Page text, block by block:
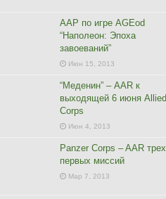
ААР по игре AGEod
“Наполеон: Эпоха
завоеваний”
Июн 15, 2013
“Меденин” – AAR к
выходящей 6 июня Allied
Corps
Июн 4, 2013
Panzer Corps – AAR трех
первых миссий
Мар 7, 2013